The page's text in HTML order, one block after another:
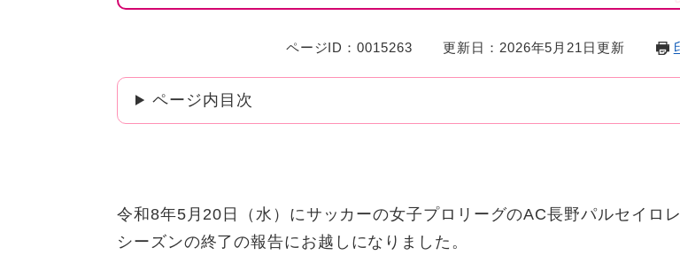
ページID：0015263 更新日：2026年5月21日更新
ページ内目次
令和8年5月20日（水）にサッカーの女子プロリーグのAC長野パルセイロ
シーズンの終了の報告にお越しになりました。